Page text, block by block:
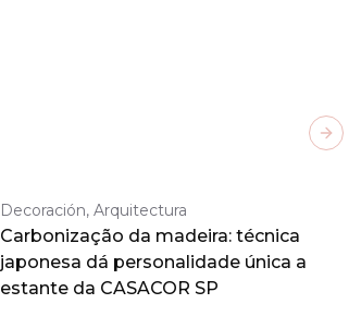
Decoración, Arquitectura
Carbonização da madeira: técnica
japonesa dá personalidade única a
estante da CASACOR SP